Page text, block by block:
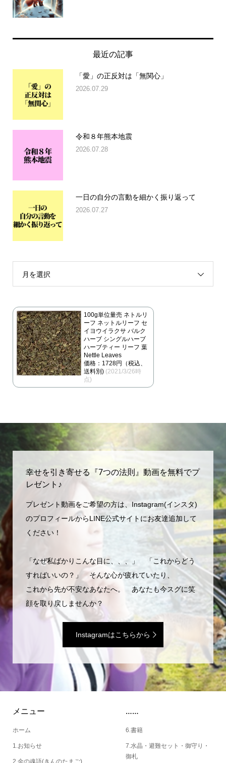
最近の記事
「愛」の正反対は「無関心」
2026.07.29
令和８年熊本地震
2026.07.28
一日の自分の言動を細かく振り返って
2026.07.27
月を選択
100g単位量売 ネトルリ
ーフ ネットルリーフ セ
イヨウイラクサ バルク
ハーブ シングルハーブ
ハーブティー リーフ 葉
Nettle Leaves
価格：1728円（税込、
送料別) (2021/3/26時
点)
幸せを引き寄せる『7つの法則』動画を無料でプ
レゼント♪
プレゼント動画をご希望の方は、Instagram(インスタ)
のプロフィールからLINE公式サイトにお友達追加して
ください！
「なぜ私ばかりこんな目に、、、」 「これからどう
すればいいの？」 そんな心が疲れていたり、
これから先が不安なあなたへ。 あなたも今スグに笑
顔を取り戻しませんか？
Instagramはこちらから
メニュー
ホーム
1.お知らせ
2.金の魂語(きんのたまご)
……
6.書籍
7.水晶・避難セット・御守り・
御札